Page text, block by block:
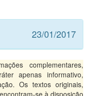
23/01/2017
complementares,
apenas informativo,
Os textos originais,
se à disposição